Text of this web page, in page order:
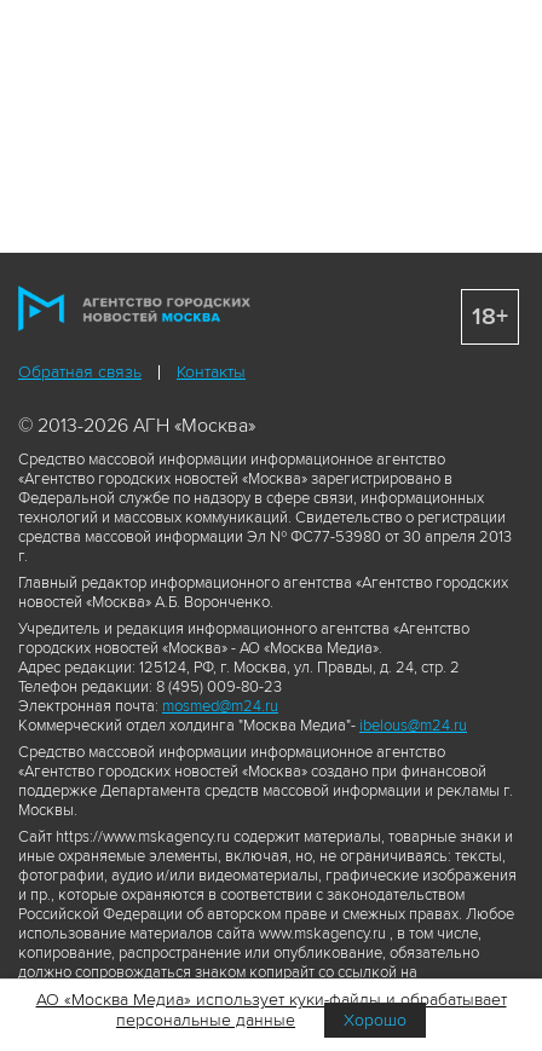
Обратная связь Контакты
© 2013-2026 АГН «Москва»
Средство массовой информации информационное агентство
«Агентство городских новостей «Москва» зарегистрировано в
Федеральной службе по надзору в сфере связи, информационных
технологий и массовых коммуникаций. Свидетельство о регистрации
средства массовой информации Эл № ФС77-53980 от 30 апреля 2013
г.
Главный редактор информационного агентства «Агентство городских
новостей «Москва» А.Б. Воронченко.
Учредитель и редакция информационного агентства «Агентство
городских новостей «Москва» - АО «Москва Медиа».
Адрес редакции: 125124, РФ, г. Москва, ул. Правды, д. 24, стр. 2
Телефон редакции: 8 (495) 009-80-23
Электронная почта: mosmed@m24.ru
Коммерческий отдел холдинга "Москва Медиа"- ibelous@m24.ru
Средство массовой информации информационное агентство
«Агентство городских новостей «Москва» создано при финансовой
поддержке Департамента средств массовой информации и рекламы г.
Москвы.
Сайт https://www.mskagency.ru содержит материалы, товарные знаки и
иные охраняемые элементы, включая, но, не ограничиваясь: тексты,
фотографии, аудио и/или видеоматериалы, графические изображения
и пр., которые охраняются в соответствии с законодательством
Российской Федерации об авторском праве и смежных правах. Любое
использование материалов сайта www.mskagency.ru , в том числе,
копирование, распространение или опубликование, обязательно
должно сопровождаться знаком копирайт со ссылкой на
правообладателя © АО «Москва Медиа», а также гиперссылкой на сайт
www.mskagency.ru как на первоисточник информации. Переработка
материалов сайта www.mskagency.ru не допускается.
18+
АО «Москва Медиа» использует куки-файлы и обрабатывает
персональные данные
Хорошо